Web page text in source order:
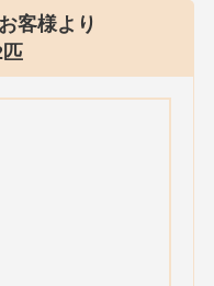
客様より